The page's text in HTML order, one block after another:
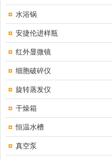
水浴锅
安捷伦进样瓶
红外显微镜
细胞破碎仪
旋转蒸发仪
干燥箱
恒温水槽
真空泵